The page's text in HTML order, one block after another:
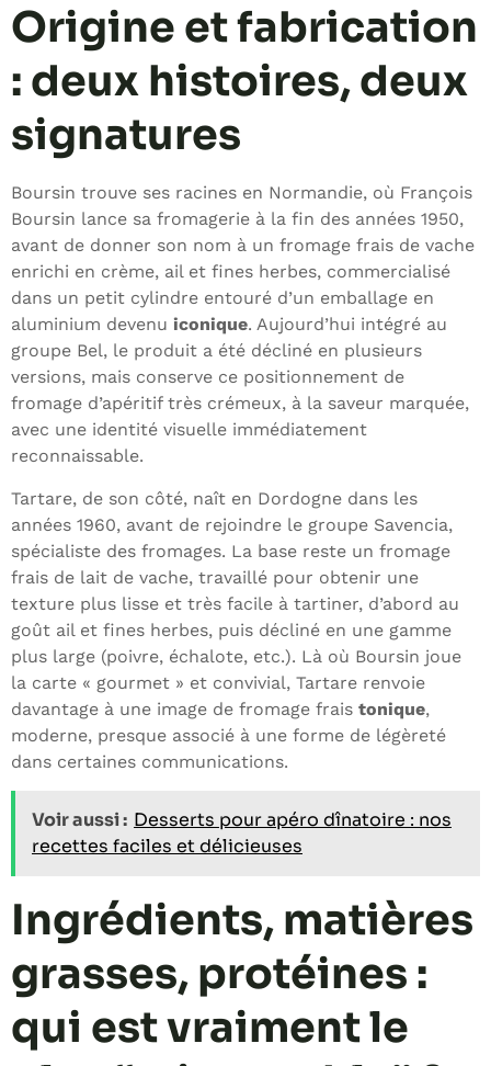
Origine et fabrication
: deux histoires, deux
signatures
Boursin trouve ses racines en Normandie, où François
Boursin lance sa fromagerie à la fin des années 1950,
avant de donner son nom à un fromage frais de vache
enrichi en crème, ail et fines herbes, commercialisé
dans un petit cylindre entouré d’un emballage en
aluminium devenu iconique. Aujourd’hui intégré au
groupe Bel, le produit a été décliné en plusieurs
versions, mais conserve ce positionnement de
fromage d’apéritif très crémeux, à la saveur marquée,
avec une identité visuelle immédiatement
reconnaissable.
Tartare, de son côté, naît en Dordogne dans les
années 1960, avant de rejoindre le groupe Savencia,
spécialiste des fromages. La base reste un fromage
frais de lait de vache, travaillé pour obtenir une
texture plus lisse et très facile à tartiner, d’abord au
goût ail et fines herbes, puis décliné en une gamme
plus large (poivre, échalote, etc.). Là où Boursin joue
la carte « gourmet » et convivial, Tartare renvoie
davantage à une image de fromage frais tonique,
moderne, presque associé à une forme de légèreté
dans certaines communications.
Voir aussi : Desserts pour apéro dînatoire : nos
recettes faciles et délicieuses
Ingrédients, matières
grasses, protéines :
qui est vraiment le